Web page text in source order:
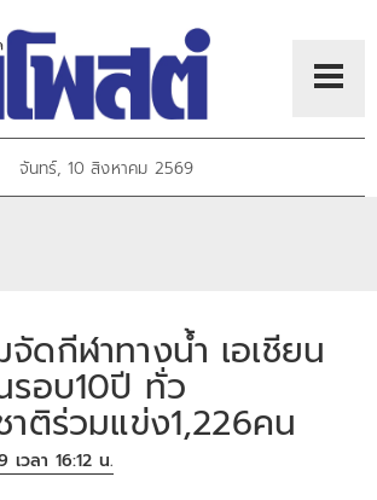
จันทร์, 10 สิงหาคม 2569
ดกีฬาทางน้ำ เอเชียน
รอบ10ปี ทั่ว
าติร่วมแข่ง1,226คน
วลา 16:12 น.